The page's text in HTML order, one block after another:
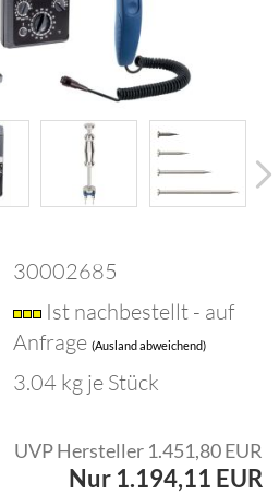
30002685
Ist nachbestellt - auf
Anfrage(Ausland abweichend)
3.04 kg je Stück
UVP Hersteller 1.451,80 EUR
Nur 1.194,11 EUR